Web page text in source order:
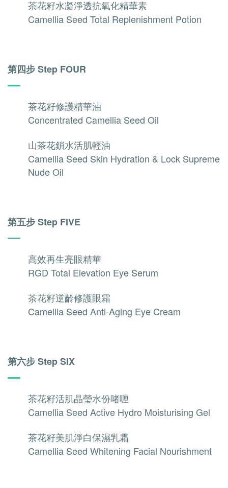
茶花籽水凝淨透抗氧化精華素
Camellia Seed Total Replenishment Potion
第四步 Step FOUR
茶花籽修護精華油
Concentrated Camellia Seed Oil
山茶花鎖水活肌輕油
Camellia Seed Skin Hydration & Lock Supreme
Nude Oil
第五步 Step FIVE
高效再生亮眼精華
RGD Total Elevation Eye Serum
茶花籽逆齡修護眼霜
Camellia Seed Anti-Aging Eye Cream
第六步 Step SIX
茶花籽活肌晶瑩水份啫喱
Camellia Seed Active Hydro Moisturising Gel
茶花籽美肌淨白保濕乳霜
Camellia Seed Whitening Facial Nourishment